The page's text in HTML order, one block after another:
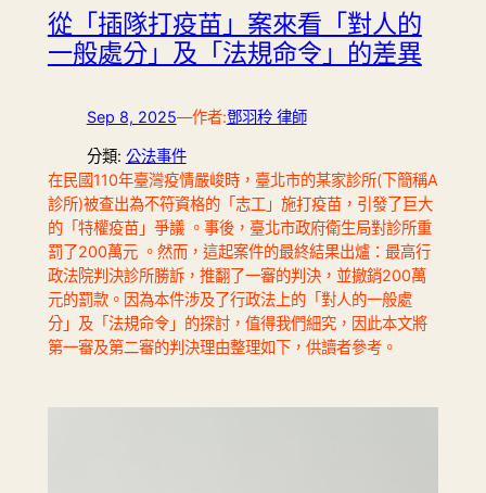
從「插隊打疫苗」案來看「對人的
一般處分」及「法規命令」的差異
Sep 8, 2025—作者:鄧羽秢 律師
分類: 公法事件
在民國110年臺灣疫情嚴峻時，臺北市的某家診所(下簡稱A
診所)被查出為不符資格的「志工」施打疫苗，引發了巨大
的「特權疫苗」爭議 。事後，臺北市政府衛生局對診所重
罰了200萬元 。然而，這起案件的最終結果出爐：最高行
政法院判決診所勝訴，推翻了一審的判決，並撤銷200萬
元的罰款。因為本件涉及了行政法上的「對人的一般處
分」及「法規命令」的探討，值得我們細究，因此本文將
第一審及第二審的判決理由整理如下，供讀者參考。